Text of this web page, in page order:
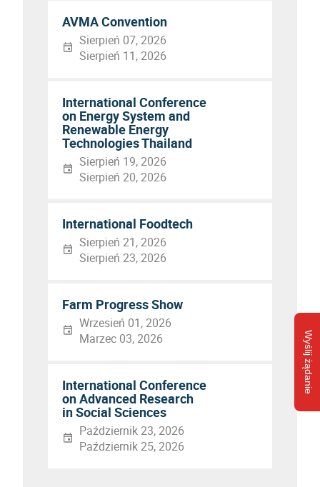
Wyślij żądanie
AVMA Convention
Sierpień 07, 2026
Sierpień 11, 2026
International Conference
on Energy System and
Renewable Energy
Technologies Thailand
Sierpień 19, 2026
Sierpień 20, 2026
International Foodtech
Sierpień 21, 2026
Sierpień 23, 2026
Farm Progress Show
Wrzesień 01, 2026
Marzec 03, 2026
International Conference
on Advanced Research
in Social Sciences
Październik 23, 2026
Październik 25, 2026